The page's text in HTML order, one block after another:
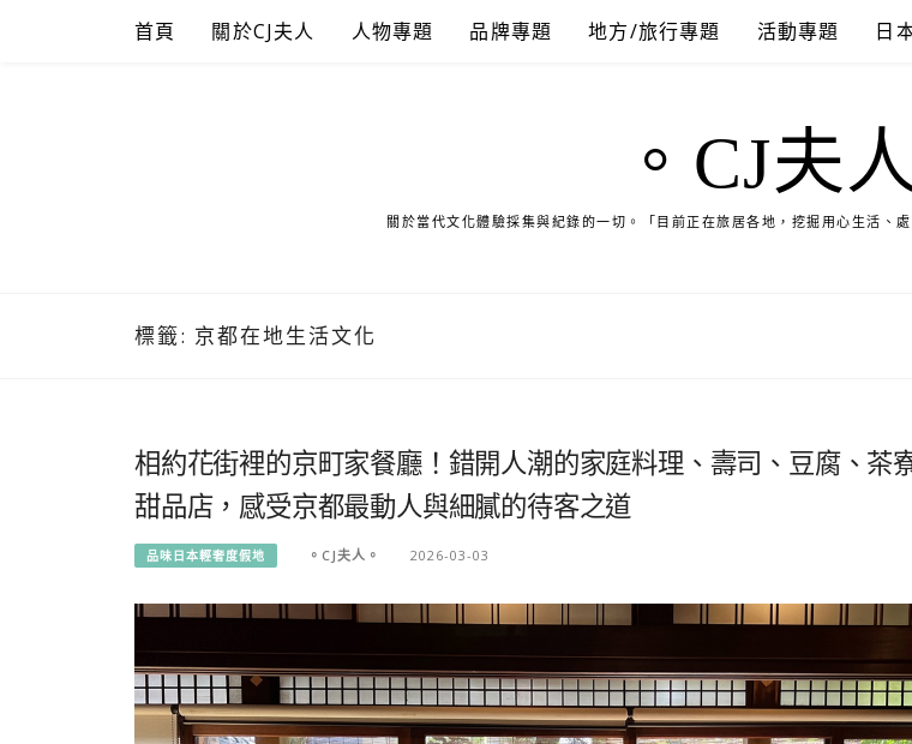
首頁 關於CJ夫人 人物專題 品牌專題 地方/旅行專題 活動專題 日
。CJ夫
關於當代文化體驗採集與紀錄的一切。「目前正在旅居各地，挖掘用心生活、
標籤: 京都在地生活文化
相約花街裡的京町家餐廳！錯開人潮的家庭料理、壽司、豆腐、茶
甜品店，感受京都最動人與細膩的待客之道
品味日本輕奢度假地 。CJ夫人。 2026-03-03